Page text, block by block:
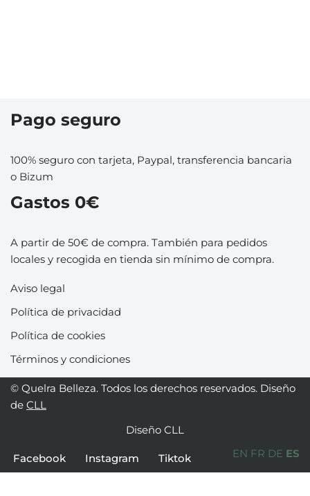
Pago seguro
100% seguro con tarjeta, Paypal, transferencia bancaria
o Bizum
Gastos 0€
A partir de 50€ de compra. También para pedidos
locales y recogida en tienda sin mínimo de compra.
Aviso legal
Política de privacidad
Política de cookies
Términos y condiciones
© Quelra Belleza. Todos los derechos reservados. Diseño
de CLL
Diseño CLL
Facebook Instagram Tiktok EN FR DE ES